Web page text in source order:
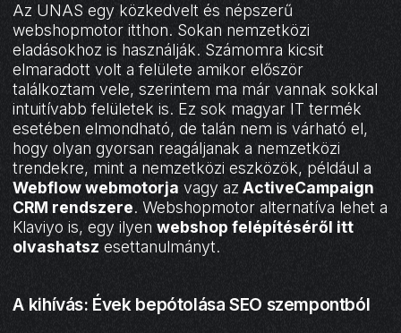
Az UNAS egy közkedvelt és népszerű
webshopmotor itthon. Sokan nemzetközi
eladásokhoz is használják. Számomra kicsit
elmaradott volt a felülete amikor először
találkoztam vele, szerintem ma már vannak sokkal
intuitívabb felületek is. Ez sok magyar IT termék
esetében elmondható, de talán nem is várható el,
hogy olyan gyorsan reagáljanak a nemzetközi
trendekre, mint a nemzetközi eszközök, például a
Webflow webmotorja vagy az ActiveCampaign
CRM rendszere. Webshopmotor alternatíva lehet a
Klaviyo is, egy ilyenwebshop felépítéséről itt
olvashatsz esettanulmányt.
A kihívás: Évek bepótolása SEO szempontból